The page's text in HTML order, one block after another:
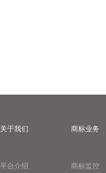
关于我们
平台介绍
商标业务
商标监控